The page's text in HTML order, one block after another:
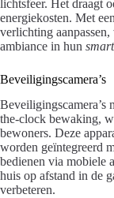
lichtsfeer. Het draagt
energiekosten. Met
verlichting
ambiance in hun
Beveiligingscamera’s
Beveiligingscamera’s
the-clock bewaking,
bewoners. Deze
worden geïntegreerd
bedienen via mobiele
huis op afstand in de
verbeteren.